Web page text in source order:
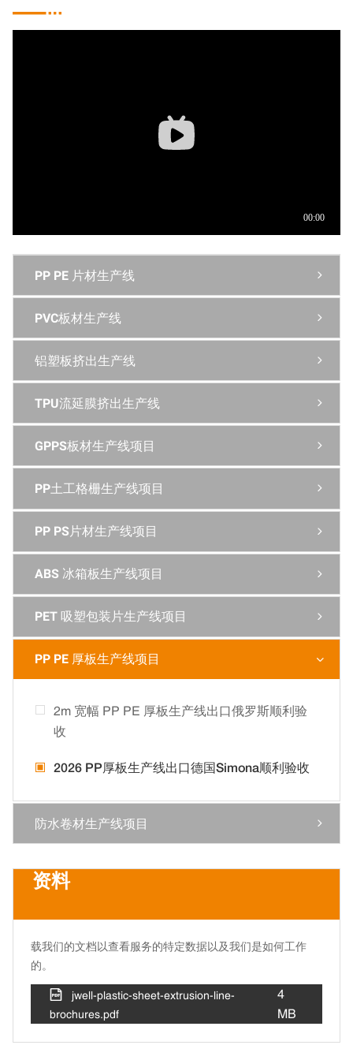
PP PE 片材生产线 
PVC板材生产线 
铝塑板挤出生产线 
TPU流延膜挤出生产线 
GPPS板材生产线项目 
PP土工格栅生产线项目 
PP PS片材生产线项目 
ABS 冰箱板生产线项目 
PET 吸塑包装片生产线项目 
PP PE 厚板生产线项目 
2m 宽幅 PP PE 厚板生产线出口俄罗斯顺利验
收
2026 PP厚板生产线出口德国Simona顺利验收
防水卷材生产线项目 
资料
载我们的文档以查看服务的特定数据以及我们是如何工作
的。

jwell-plastic-sheet-extrusion-line-
brochures.pdf
4
MB